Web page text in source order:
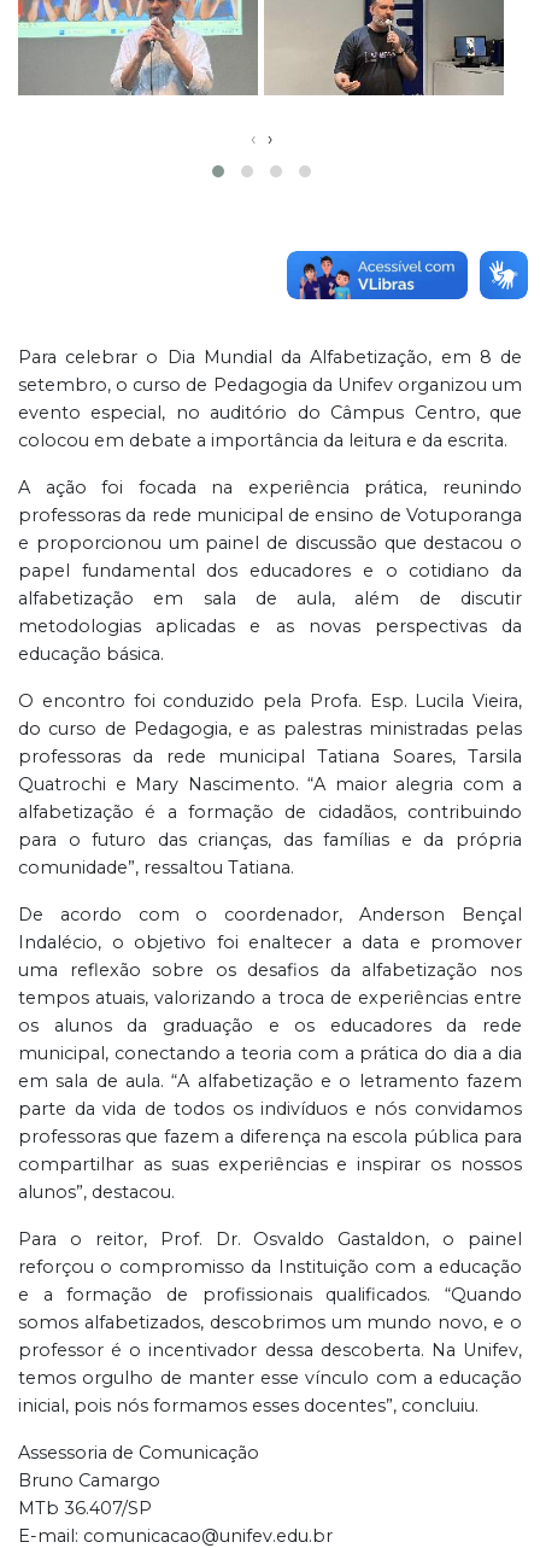
‹ ›
Para celebrar o Dia Mundial da Alfabetização, em 8 de
setembro, o curso de Pedagogia da Unifev organizou um
evento especial, no auditório do Câmpus Centro, que
colocou em debate a importância da leitura e da escrita.
A ação foi focada na experiência prática, reunindo
professoras da rede municipal de ensino de Votuporanga
e proporcionou um painel de discussão que destacou o
papel fundamental dos educadores e o cotidiano da
alfabetização em sala de aula, além de discutir
metodologias aplicadas e as novas perspectivas da
educação básica.
O encontro foi conduzido pela Profa. Esp. Lucila Vieira,
do curso de Pedagogia, e as palestras ministradas pelas
professoras da rede municipal Tatiana Soares, Tarsila
Quatrochi e Mary Nascimento. “A maior alegria com a
alfabetização é a formação de cidadãos, contribuindo
para o futuro das crianças, das famílias e da própria
comunidade”, ressaltou Tatiana.
De acordo com o coordenador, Anderson Bençal
Indalécio, o objetivo foi enaltecer a data e promover
uma reflexão sobre os desafios da alfabetização nos
tempos atuais, valorizando a troca de experiências entre
os alunos da graduação e os educadores da rede
municipal, conectando a teoria com a prática do dia a dia
em sala de aula. “A alfabetização e o letramento fazem
parte da vida de todos os indivíduos e nós convidamos
professoras que fazem a diferença na escola pública para
compartilhar as suas experiências e inspirar os nossos
alunos”, destacou.
Para o reitor, Prof. Dr. Osvaldo Gastaldon, o painel
reforçou o compromisso da Instituição com a educação
e a formação de profissionais qualificados. “Quando
somos alfabetizados, descobrimos um mundo novo, e o
professor é o incentivador dessa descoberta. Na Unifev,
temos orgulho de manter esse vínculo com a educação
inicial, pois nós formamos esses docentes”, concluiu.
Assessoria de Comunicação
Bruno Camargo
MTb 36.407/SP
E-mail: comunicacao@unifev.edu.br